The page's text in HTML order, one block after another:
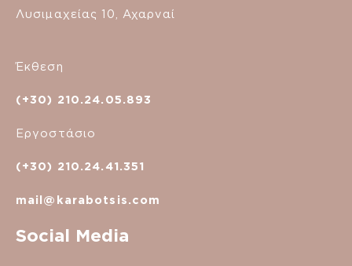
Λυσιμαχείας 10, Αχαρναί
Έκθεση
(+30) 210.24.05.893
Εργοστάσιο
(+30) 210.24.41.351
mail@karabotsis.com
Social Media